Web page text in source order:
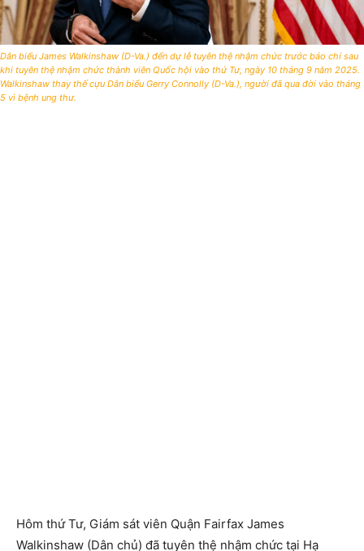
Dân biểu James Walkinshaw (D-Va.) đến dự lễ tuyên thệ nhậm chức trước báo chí sau
khi tuyên thệ nhậm chức thành viên Quốc hội vào thứ Tư, ngày 10 tháng 9 năm 2025.
Walkinshaw thay thế cựu Dân biểu Gerry Connolly (D-Va.), người đã qua đời vào tháng
5 vì bệnh ung thư.
Hôm thứ Tư, Giám sát viên Quận Fairfax James
Walkinshaw (Dân chủ) đã tuyên thệ nhậm chức tại Hạ